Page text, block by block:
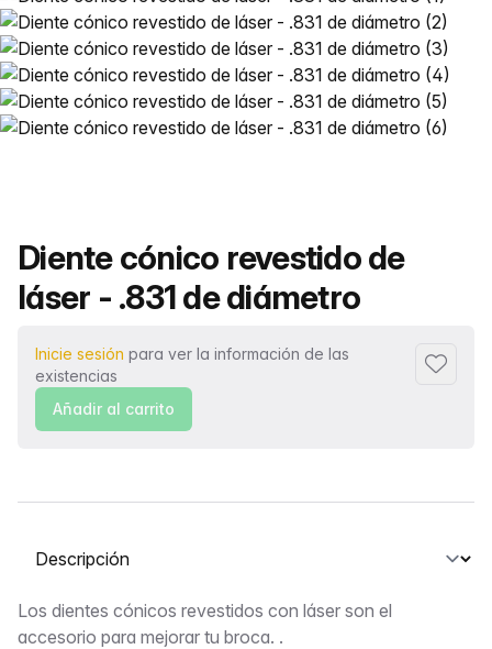
Nombre del producto
Diente cónico revestido de
láser - .831 de diámetro
Inicie sesión para ver la información de las
existencias
Añadir
Añadir al carrito
Seleccione una pestaña
Descripción
Los dientes cónicos revestidos con láser son el
accesorio para mejorar tu broca. .